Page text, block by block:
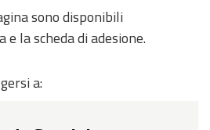
sono disponibili
la scheda di adesione.
a: